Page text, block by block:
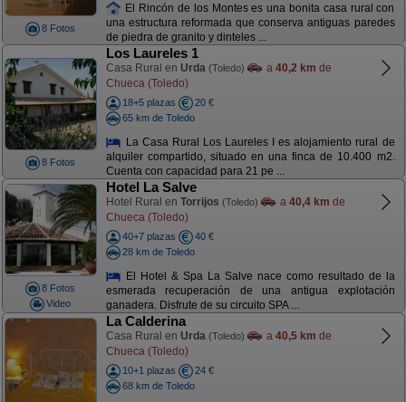
8 Fotos
El Rincón de los Montes es una bonita casa rural con
una estructura reformada que conserva antiguas paredes
de piedra de granito y dinteles ...
8 Fotos
Los Laureles 1
Casa Rural en Urda (Toledo) a 40,2 km de
Chueca (Toledo)
18+5 plazas
20 €
65 km de Toledo
La Casa Rural Los Laureles I es alojamiento rural de
alquiler compartido, situado en una finca de 10.400 m2.
Cuenta con capacidad para 21 pe ...
8 Fotos
Video
Hotel La Salve
Hotel Rural en Torrijos (Toledo) a 40,4 km de
Chueca (Toledo)
40+7 plazas
40 €
28 km de Toledo
El Hotel & Spa La Salve nace como resultado de la
esmerada recuperación de una antigua explotación
ganadera. Disfrute de su circuito SPA ...
La Calderina
Casa Rural en Urda (Toledo) a 40,5 km de
Chueca (Toledo)
10+1 plazas
24 €
68 km de Toledo